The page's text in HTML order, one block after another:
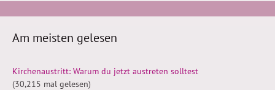
Am meisten gelesen
Kirchenaustritt: Warum du jetzt austreten solltest
(30,215 mal gelesen)